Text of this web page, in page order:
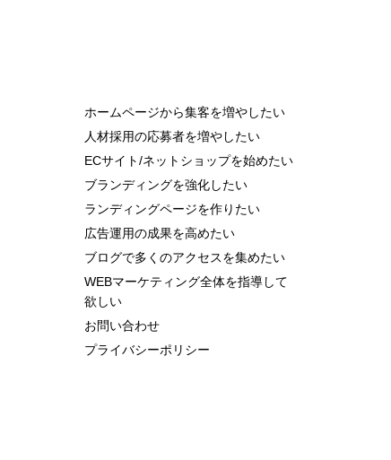
ホームページから集客を増やしたい
人材採用の応募者を増やしたい
ECサイト/ネットショップを始めたい
ブランディングを強化したい
ランディングページを作りたい
広告運用の成果を高めたい
ブログで多くのアクセスを集めたい
WEBマーケティング全体を指導して
欲しい
お問い合わせ
プライバシーポリシー